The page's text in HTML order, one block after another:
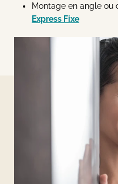
Montage en angle ou
Express Fixe